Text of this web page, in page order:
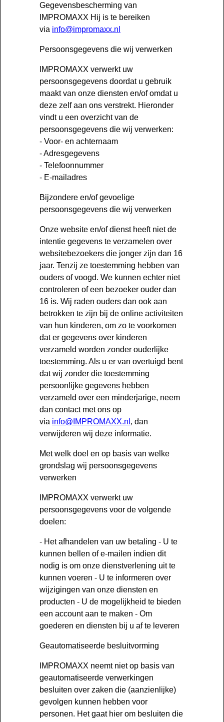
Gegevensbescherming van
IMPROMAXX Hij is te bereiken
via info@impromaxx.nl
Persoonsgegevens die wij verwerken
IMPROMAXX verwerkt uw
persoonsgegevens doordat u gebruik
maakt van onze diensten en/of omdat u
deze zelf aan ons verstrekt. Hieronder
vindt u een overzicht van de
persoonsgegevens die wij verwerken:
- Voor- en achternaam
- Adresgegevens
- Telefoonnummer
- E-mailadres
Bijzondere en/of gevoelige
persoonsgegevens die wij verwerken
Onze website en/of dienst heeft niet de
intentie gegevens te verzamelen over
websitebezoekers die jonger zijn dan 16
jaar. Tenzij ze toestemming hebben van
ouders of voogd. We kunnen echter niet
controleren of een bezoeker ouder dan
16 is. Wij raden ouders dan ook aan
betrokken te zijn bij de online activiteiten
van hun kinderen, om zo te voorkomen
dat er gegevens over kinderen
verzameld worden zonder ouderlijke
toestemming. Als u er van overtuigd bent
dat wij zonder die toestemming
persoonlijke gegevens hebben
verzameld over een minderjarige, neem
dan contact met ons op
via info@IMPROMAXX.nl , dan
verwijderen wij deze informatie.
Met welk doel en op basis van welke
grondslag wij persoonsgegevens
verwerken
IMPROMAXX verwerkt uw
persoonsgegevens voor de volgende
doelen:
- Het afhandelen van uw betaling - U te
kunnen bellen of e-mailen indien dit
nodig is om onze dienstverlening uit te
kunnen voeren - U te informeren over
wijzigingen van onze diensten en
producten - U de mogelijkheid te bieden
een account aan te maken - Om
goederen en diensten bij u af te leveren
Geautomatiseerde besluitvorming
IMPROMAXX neemt niet op basis van
geautomatiseerde verwerkingen
besluiten over zaken die (aanzienlijke)
gevolgen kunnen hebben voor
personen. Het gaat hier om besluiten die